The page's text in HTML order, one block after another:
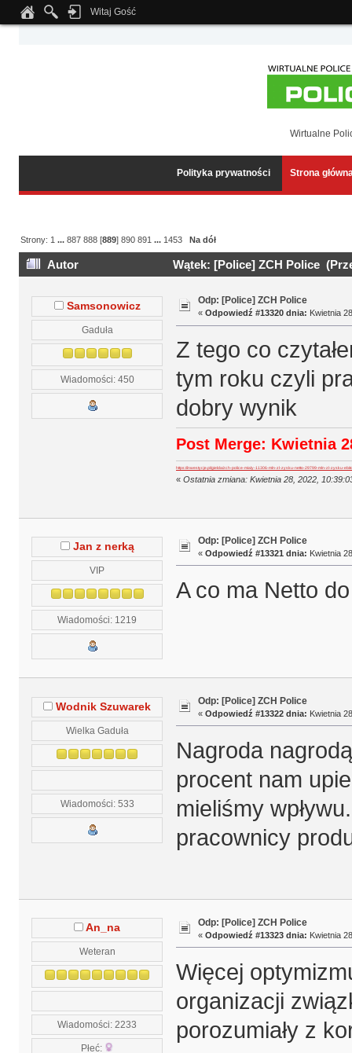
Notice: Undefined index: tapatalk_body_hook in
Witaj Gość
Wirtualne
Polityka prywatności Strona
Strony: 1 ...887 888 [889]890 891 ... 1453 Na dół
Autor Wątek: [Police] ZCH Police
Samsonowicz
Gaduła
Wiadomości: 450
Odp: [Police] ZCH Police
« Odpowiedź #13320 dnia: Kwietnia
Z tego co
tym roku czyli
dobry wynik
Post Merge: Kwietnia
https://inwestycje.pl/gielda/zch-police-mialy-11306-mln-zl-zysku-netto-29799-mln-zl-zysku-
« Ostatnia zmiana: Kwietnia 28, 2022,
Jan z nerką
VIP
Wiadomości: 1219
Odp: [Police] ZCH Police
« Odpowiedź #13321 dnia: Kwietnia
A co ma Netto
Wodnik Szuwarek
Wielka Gaduła
Wiadomości: 533
Odp: [Police] ZCH Police
« Odpowiedź #13322 dnia: Kwietnia
Nagroda
procent nam
mieliśmy
pracownicy
An_na
Weteran
Wiadomości: 2233
Płeć:
Odp: [Police] ZCH Police
« Odpowiedź #13323 dnia: Kwietnia
Więcej
organizacji
porozumiały z